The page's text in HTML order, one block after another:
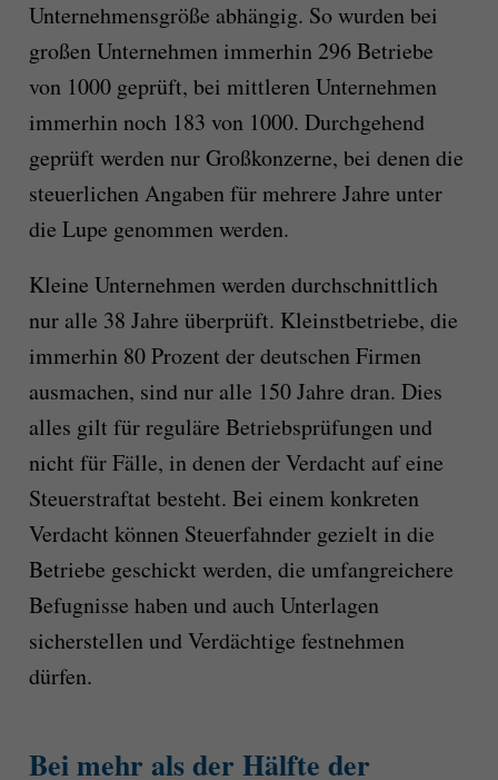
Unternehmensgröße abhängig. So wurden bei
großen Unternehmen immerhin 296 Betriebe
von 1000 geprüft, bei mittleren Unternehmen
immerhin noch 183 von 1000. Durchgehend
geprüft werden nur Großkonzerne, bei denen die
steuerlichen Angaben für mehrere Jahre unter
die Lupe genommen werden.
Kleine Unternehmen werden durchschnittlich
nur alle 38 Jahre überprüft. Kleinstbetriebe, die
immerhin 80 Prozent der deutschen Firmen
ausmachen, sind nur alle 150 Jahre dran. Dies
alles gilt für reguläre Betriebsprüfungen und
nicht für Fälle, in denen der Verdacht auf eine
Steuerstraftat besteht. Bei einem konkreten
Verdacht können Steuerfahnder gezielt in die
Betriebe geschickt werden, die umfangreichere
Befugnisse haben und auch Unterlagen
sicherstellen und Verdächtige festnehmen
dürfen.
Bei mehr als der Hälfte der